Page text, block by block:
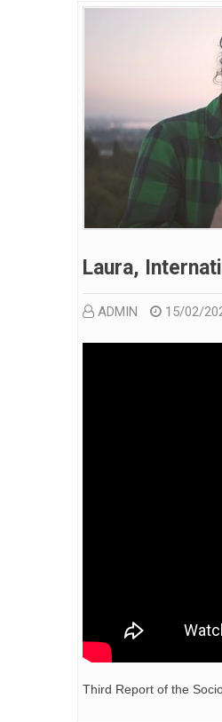
Laura,
ADMIN 15/02/
Third Report of the